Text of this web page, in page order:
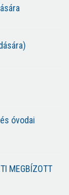
óvodai
MEGBÍZOTT